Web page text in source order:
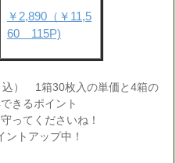
￥2,890（￥11,5
60 115P)
） 1箱30枚入の単価と4箱の
きるポイント
ってくださいね！
ントアップ中！